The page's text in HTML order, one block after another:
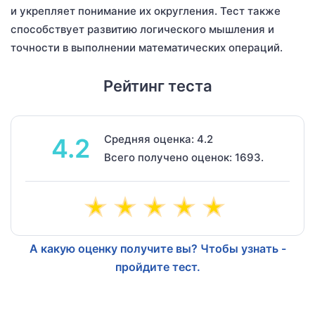
и укрепляет понимание их округления. Тест также
способствует развитию логического мышления и
точности в выполнении математических операций.
Рейтинг теста
4.2
Средняя оценка: 4.2
Всего получено оценок: 1693.
А какую оценку получите вы? Чтобы узнать -
пройдите тест.